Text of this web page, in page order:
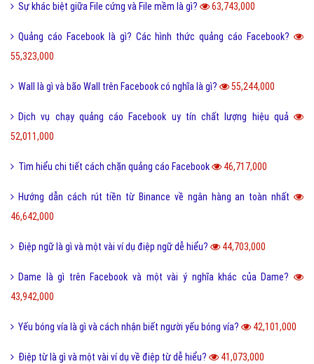
Sự khác biệt giữa File cứng và File mềm là gì? 63,743,000
Quảng cáo Facebook là gì? Các hình thức quảng cáo Facebook?
55,323,000
Wall là gì và bão Wall trên Facebook có nghĩa là gì? 55,244,000
Dịch vụ chạy quảng cáo Facebook uy tín chất lượng hiệu quả
52,011,000
Tìm hiểu chi tiết cách chặn quảng cáo Facebook 46,717,000
Hướng dẫn cách rút tiền từ Binance về ngân hàng an toàn nhất
46,642,000
Điệp ngữ là gì và một vài ví dụ điệp ngữ dễ hiểu? 44,703,000
Dame là gì trên Facebook và một vài ý nghĩa khác của Dame?
43,942,000
Yếu bóng vía là gì và cách nhận biết người yếu bóng vía? 42,101,000
Điệp từ là gì và một vài ví dụ về điệp từ dễ hiểu? 41,073,000